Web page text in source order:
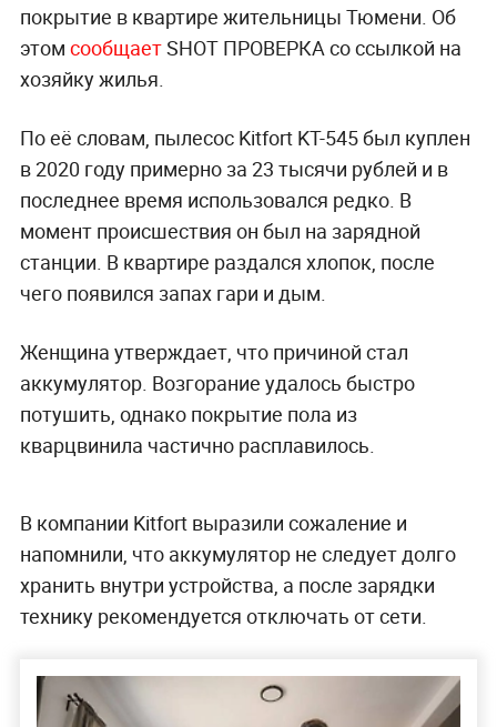
покрытие в квартире жительницы Тюмени. Об
этом сообщаетSHOT ПРОВЕРКА со ссылкой на
хозяйку жилья.
По её словам, пылесос Kitfort KT-545 был куплен
в 2020 году примерно за 23 тысячи рублей и в
последнее время использовался редко. В
момент происшествия он был на зарядной
станции. В квартире раздался хлопок, после
чего появился запах гари и дым.
Женщина утверждает, что причиной стал
аккумулятор. Возгорание удалось быстро
потушить, однако покрытие пола из
кварцвинила частично расплавилось.
В компании Kitfort выразили сожаление и
напомнили, что аккумулятор не следует долго
хранить внутри устройства, а после зарядки
технику рекомендуется отключать от сети.